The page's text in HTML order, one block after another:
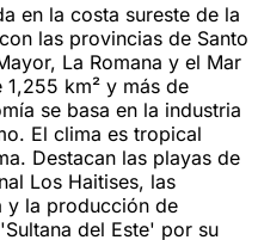
en la costa sureste de la
las provincias de Santo
La Romana y el Mar
km² y más de
se basa en la industria
El clima es tropical
Destacan las playas de
Los Haitises, las
y la producción de
del Este' por su